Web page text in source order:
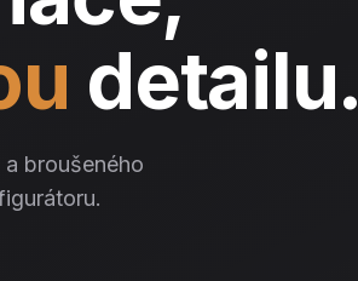
detailu.
broušeného